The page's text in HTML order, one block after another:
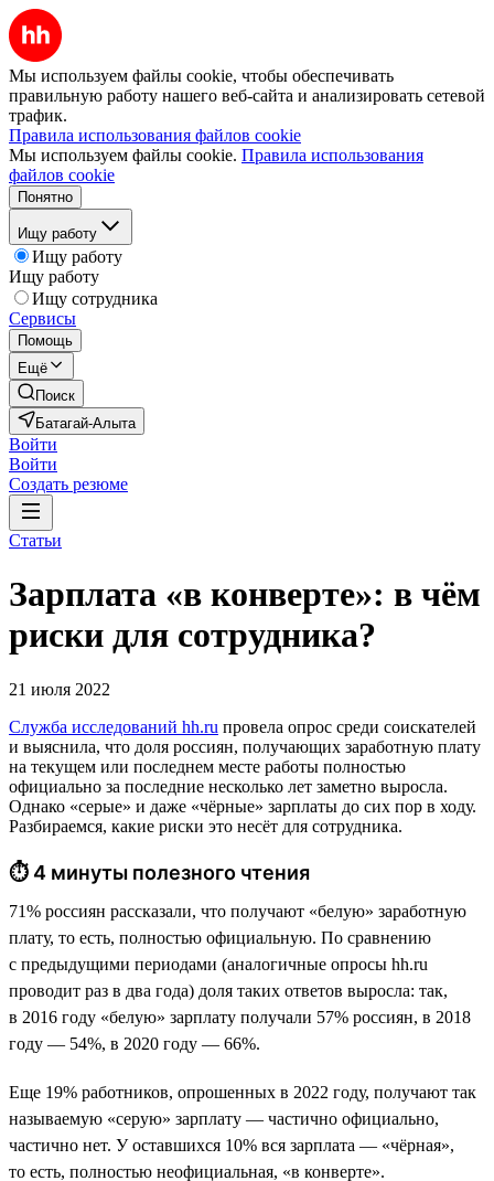
Мы используем файлы cookie, чтобы обеспечивать
правильную работу нашего веб-сайта и анализировать сетевой
трафик.
Правила использования файлов cookie
Мы используем файлы cookie. Правила использования
файлов cookie
Понятно
Ищу работу
Ищу работу
Ищу работу
Ищу сотрудника
Сервисы
Помощь
Ещё
Поиск
Батагай-Алыта
Войти
Войти
Создать резюме
Статьи
Зарплата «в конверте»: в чём
риски для сотрудника?
21 июля 2022
Служба исследований hh.ru провела опрос среди соискателей
и выяснила, что доля россиян, получающих заработную плату
на текущем или последнем месте работы полностью
официально за последние несколько лет заметно выросла.
Однако «серые» и даже «чёрные» зарплаты до сих пор в ходу.
Разбираемся, какие риски это несёт для сотрудника.
⏱ 4 минуты полезного чтения
71% россиян рассказали, что получают «белую» заработную
плату, то есть, полностью официальную. По сравнению
с предыдущими периодами (аналогичные опросы hh.ru
проводит раз в два года) доля таких ответов выросла: так,
в 2016 году «белую» зарплату получали 57% россиян, в 2018
году — 54%, в 2020 году — 66%.
Еще 19% работников, опрошенных в 2022 году, получают так
называемую «серую» зарплату — частично официально,
частично нет. У оставшихся 10% вся зарплата — «чёрная»,
то есть, полностью неофициальная, «в конверте».